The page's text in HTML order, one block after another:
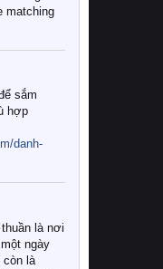
matching
sắm
hợp
danh-
là nơi
ngày
còn là